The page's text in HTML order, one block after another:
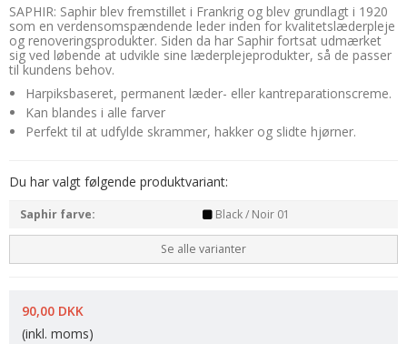
SAPHIR: Saphir blev fremstillet i Frankrig og blev grundlagt i 1920
som en verdensomspændende leder inden for kvalitetslæderpleje
og renoveringsprodukter. Siden da har Saphir fortsat udmærket
sig ved løbende at udvikle sine læderplejeprodukter, så de passer
til kundens behov.
Harpiksbaseret, permanent læder- eller kantreparationscreme.
Kan blandes i alle farver
Perfekt til at udfylde skrammer, hakker og slidte hjørner.
Du har valgt følgende produktvariant:
Saphir farve: Black / Noir 01
Se alle varianter
90,00 DKK
(inkl. moms)